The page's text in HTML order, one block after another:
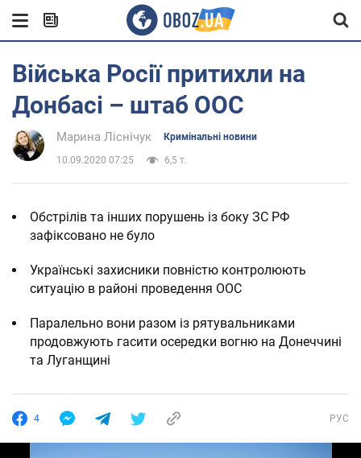
Війська Росії притихли на
Донбасі – штаб ООС
Марина Ліснічук Кримінальні новини
10.09.2020 07:25 6,5 т.
Обстрілів та інших порушень із боку ЗС РФ
зафіксовано не було
Українські захисники повністю контролюють
ситуацію в районі проведення ООС
Паралельно вони разом із рятувальниками
продовжують гасити осередки вогню на Донеччині
та Луганщині
4 РУС